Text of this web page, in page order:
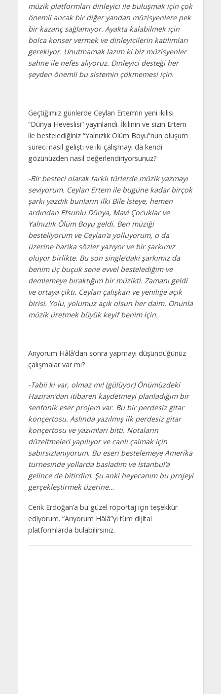
müzik platformları dinleyici ile buluşmak için çok
önemli ancak bir diğer yandan müzisyenlere pek
bir kazanç sağlamıyor. Ayakta kalabilmek için
bolca konser vermek ve dinleyicilerin katılımları
gerekiyor. Unutmamak lazım ki biz müzisyenler
sahne ile nefes alıyoruz. Dinleyici desteği her
şeyden önemli bu sistemin çökmemesi için.
Geçtiğimiz günlerde Ceylan Ertem’in yeni ikilisi
“Dünya Heveslisi” yayınlandı. İkilinin ve sizin Ertem
ile bestelediğiniz “Yalnızlık Ölüm Boyu”nun oluşum
süreci nasıl gelişti ve iki çalışmayı da kendi
gözünüzden nasıl değerlendiriyorsunuz?
-Bir besteci olarak farklı türlerde müzik yazmayı
seviyorum. Ceylan Ertem ile bugüne kadar birçok
şarkı yazdık bunların ilki Bile İsteye, hemen
ardından Efsunlu Dünya, Mavi Çocuklar ve
Yalnızlık Ölüm Boyu geldi. Ben müziği
besteliyorum ve Ceylan’a yolluyorum, o da
üzerine harika sözler yazıyor ve bir şarkımız
oluyor birlikte. Bu son single’daki şarkımız da
benim üç buçuk sene evvel bestelediğim ve
demlemeye bıraktığım bir müzikti. Zamanı geldi
ve ortaya çıktı. Ceylan çalışkan ve yeniliğe açık
birisi. Yolu, yolumuz açık olsun her daim. Onunla
müzik üretmek büyük keyif benim için.
Arıyorum Hâlâ’dan sonra yapmayı düşündüğünüz
çalışmalar var mı?
-Tabii ki var, olmaz mı! (gülüyor) Önümüzdeki
Haziran’dan itibaren kaydetmeyi planladığım bir
senfonik eser projem var. Bu bir perdesiz gitar
konçertosu. Aslında yazılmış ilk perdesiz gitar
konçertosu ve yazımları bitti. Notaların
düzeltmeleri yapılıyor ve canlı çalmak için
sabırsızlanıyorum. Bu eseri bestelemeye Amerika
turnesinde yollarda basladım ve İstanbul’a
gelince de bitirdim. Şu anki heyecanım bu projeyi
gerçekleştirmek üzerine…
Cenk Erdoğan’a bu güzel röportaj için teşekkür
ediyorum. “Arıyorum Hâlâ”yı tüm dijital
platformlarda bulabilirsiniz.